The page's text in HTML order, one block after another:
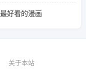
好看的漫画
关于本站